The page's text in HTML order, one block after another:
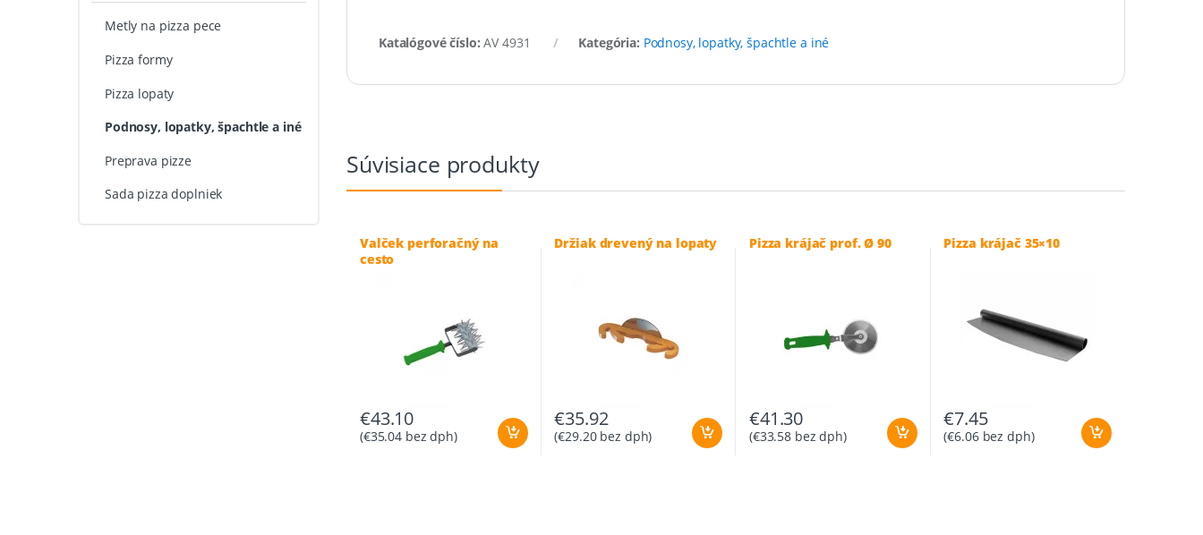
Katalógové číslo:AV 4931 Kategória: Podnosy, lopatky, špachtle a iné
Súvisiace produkty
Valček perforačný na
cesto
€43.10
(€35.04 bez dph)
Držiak drevený na lopaty
€35.92
(€29.20bez dph)
Pizza krájač prof. Ø 90
€41.30
(€33.58 bez dph)
Pizza krájač 35×10
€7.45
(€6.06bez dph)
Metly na pizza pece
Pizza formy
Pizza lopaty
Podnosy, lopatky, špachtle a iné
Preprava pizze
Sada pizza doplniek